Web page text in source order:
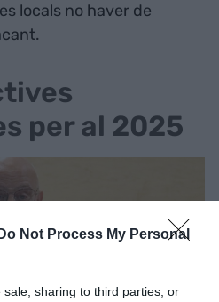
Do Not Process My Personal
sharing to third parties, or
locals no haver de
per al 2025